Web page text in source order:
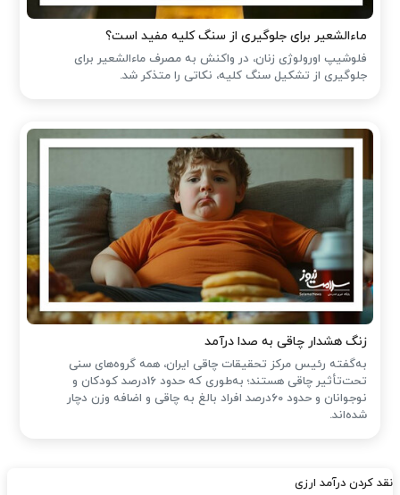
ماءالشعیر برای جلوگیری از سنگ کلیه مفید است؟
فلوشیپ اورولوژی زنان، در واکنش به مصرف ماءالشعیر برای
جلوگیری از تشکیل سنگ کلیه، نکاتی را متذکر شد.
زنگ هشدار چاقی به صدا درآمد
به‌گفته رئیس مرکز تحقیقات چاقی ایران، همه گروه‌های سنی
تحت‌تأثیر چاقی هستند؛ به‌طوری که حدود 16درصد کودکان و
نوجوانان و حدود 60درصد افراد بالغ به چاقی و اضافه وزن دچار
شده‌اند.
نقد کردن درآمد ارزی